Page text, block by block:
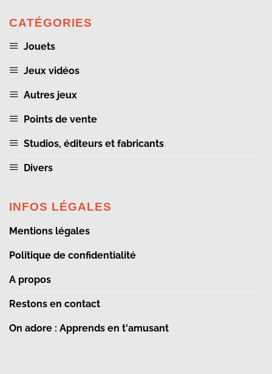
CATÉGORIES
Jouets
Jeux vidéos
Autres jeux
Points de vente
Studios, éditeurs et fabricants
Divers
INFOS LÉGALES
Mentions légales
Politique de confidentialité
A propos
Restons en contact
On adore : Apprends en t'amusant